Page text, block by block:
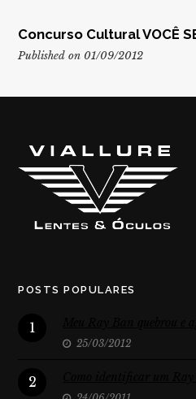
Concurso Cultural VOCÊ
Published on 01/09/2012
POSTS POPULARES
1
25/03/2012
2